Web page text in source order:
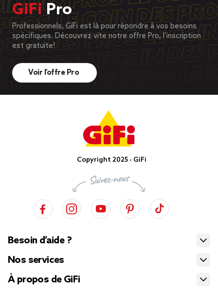
GiFiPro
Professionnels, GiFi est là pour répondre à vos besoins
spécifiques. Découvrez vite notre offre Pro, l’inscription
est gratuite!
Voir l’offre Pro
Copyright 2025 - GiFi
Besoin d’aide ?
Nos services
À propos de GiFi